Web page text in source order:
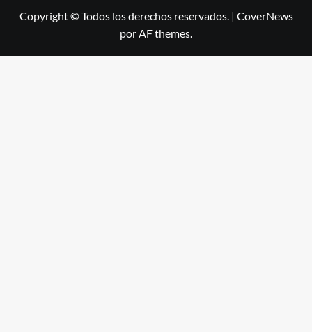
Copyright © Todos los derechos reservados. | CoverNews
por AF themes.